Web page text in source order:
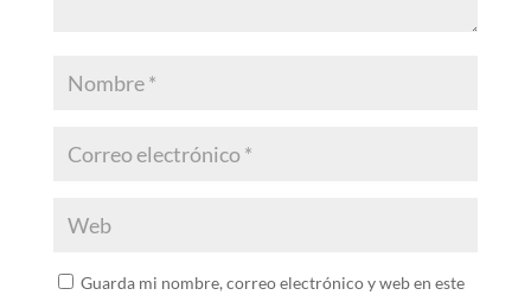
Guarda mi nombre, correo electrónico y web en este